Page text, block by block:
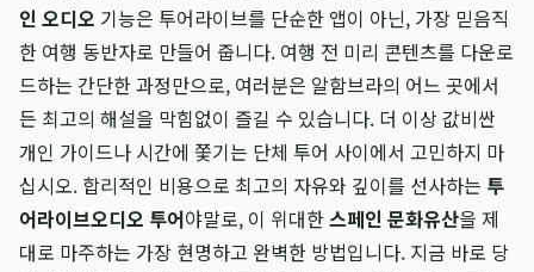
인 오디오 기능은 투어라이브를 단순한 앱이 아닌, 가장 믿음직
한 여행 동반자로 만들어 줍니다. 여행 전 미리 콘텐츠를 다운로
드하는 간단한 과정만으로, 여러분은 알함브라의 어느 곳에서
든 최고의 해설을 막힘없이 즐길 수 있습니다. 더 이상 값비싼
개인 가이드나 시간에 쫓기는 단체 투어 사이에서 고민하지 마
십시오. 합리적인 비용으로 최고의 자유와 깊이를 선사하는 투
어라이브오디오 투어야말로, 이 위대한스페인 문화유산을 제
대로 마주하는 가장 현명하고 완벽한 방법입니다. 지금 바로 당